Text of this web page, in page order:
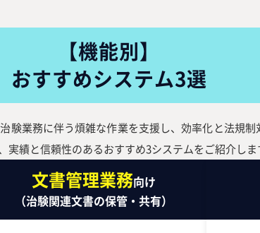
【機能別】
おすすめシステム3選
験業務に伴う煩雑な作業を支援し、効率化と法規
実績と信頼性のあるおすすめ3システムをご紹介し
文書管理業務向け
（治験関連文書の保管・共有）